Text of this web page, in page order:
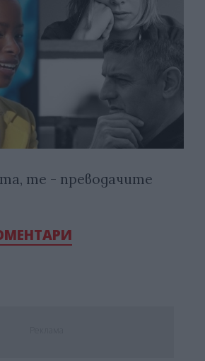
те - преводачите